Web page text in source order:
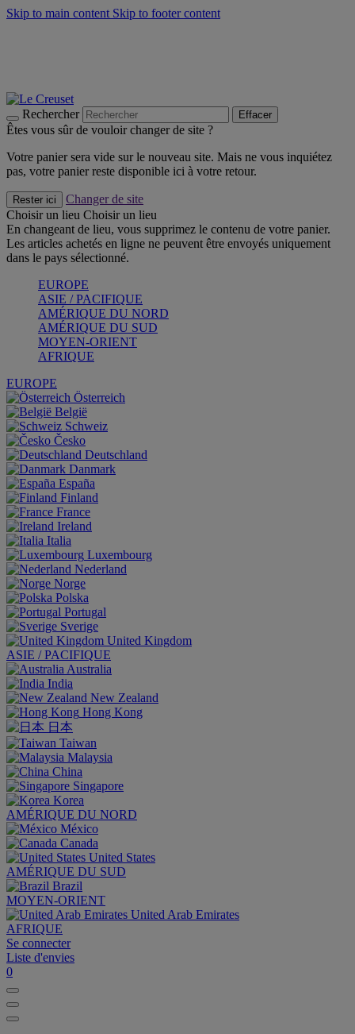
Skip to main content Skip to footer content
Rechercher Effacer
Êtes vous sûr de vouloir changer de site ?
Votre panier sera vide sur le nouveau site. Mais ne vous inquiétez
pas, votre panier reste disponible ici à votre retour.
Rester ici
Changer de site
Choisir un lieu Choisir un lieu
En changeant de lieu, vous supprimez le contenu de votre panier.
Les articles achetés en ligne ne peuvent être envoyés uniquement
dans le pays sélectionné.
EUROPE
ASIE / PACIFIQUE
AMÉRIQUE DU NORD
AMÉRIQUE DU SUD
MOYEN-ORIENT
AFRIQUE
EUROPE
Österreich
België
Schweiz
Česko
Deutschland
Danmark
España
Finland
France
Ireland
Italia
Luxembourg
Nederland
Norge
Polska
Portugal
Sverige
United Kingdom
ASIE / PACIFIQUE
Australia
India
New Zealand
Hong Kong
日本
Taiwan
Malaysia
China
Singapore
Korea
AMÉRIQUE DU NORD
México
Canada
United States
AMÉRIQUE DU SUD
Brazil
MOYEN-ORIENT
United Arab Emirates
AFRIQUE
Se connecter
Liste d'envies
0